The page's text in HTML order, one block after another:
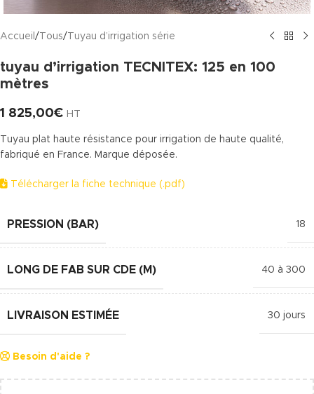
Accueil / Tous/ Tuyau d’irrigation série
tuyau d’irrigation TECNITEX: 125 en 100
mètres
1 825,00€ HT
Tuyau plat haute résistance pour irrigation de haute qualité,
fabriqué en France. Marque déposée.
Télécharger la fiche technique (.pdf)
PRESSION (BAR) 18
LONG DE FAB SUR CDE (M) 40 à 300
LIVRAISON ESTIMÉE 30 jours
Besoin d'aide ?